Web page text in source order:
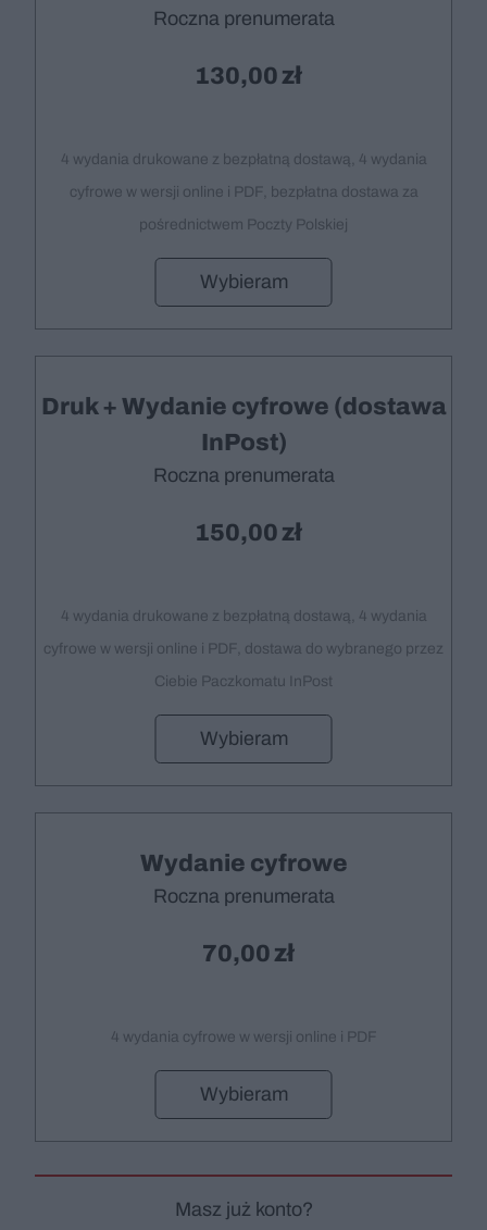
Roczna prenumerata
130,00
4 wydania drukowane z bezpłatną dostawą, 4 wydania
cyfrowe w wersji online i PDF, bezpłatna dostawa za
pośrednictwem Poczty Polskiej
Wybieram
Druk + Wydanie cyfrowe (dostawa
InPost)
Roczna prenumerata
150,00
4 wydania drukowane z bezpłatną dostawą, 4 wydania
cyfrowe w wersji online i PDF, dostawa do wybranego przez
Ciebie Paczkomatu InPost
Wybieram
Wydanie cyfrowe
Roczna prenumerata
70,00
4 wydania cyfrowe w wersji online i PDF
Wybieram
Masz już konto?